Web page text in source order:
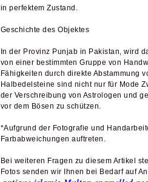
in perfektem Zustand.
Geschichte des Objektes
In der Provinz Punjab in Pakistan, wird
von einer bestimmten Gruppe von
Fähigkeiten durch direkte Abstammung
Halbedelsteine sind nicht nur für Mode
der Verschreibung von Astrologen und
vor dem Bösen zu schützen.
*Aufgrund der Fotografie und
Farbabweichungen auftreten.
Bei weiteren Fragen zu diesem Artikel
Fotos senden wir Ihnen bei Bedarf auf